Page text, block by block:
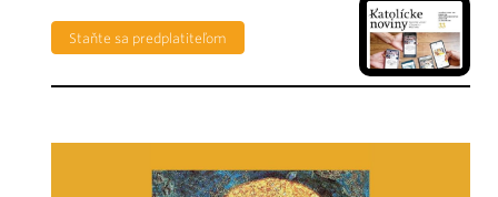
Staňte sa predplatiteľom